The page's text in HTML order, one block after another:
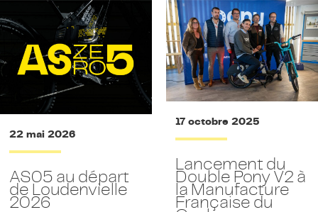
22 mai 2026
AS05 au départ
de Loudenvielle
2026
17 octobre 2025
Lancement du
Double Pony V2 à
la Manufacture
Française du